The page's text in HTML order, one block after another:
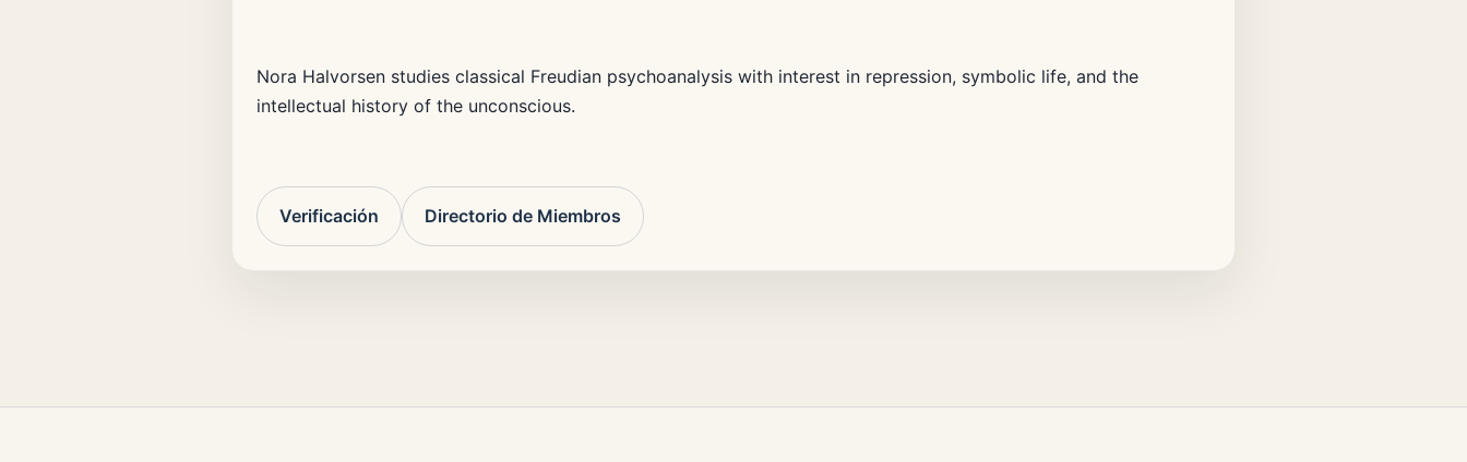
Nora Halvorsen studies classical Freudian psychoanalysis with interest in repression, symbolic life, and the
intellectual history of the unconscious.
Verificación Directorio de Miembros